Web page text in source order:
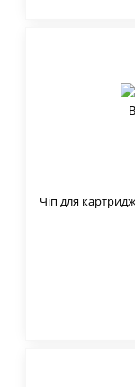
Чіп для